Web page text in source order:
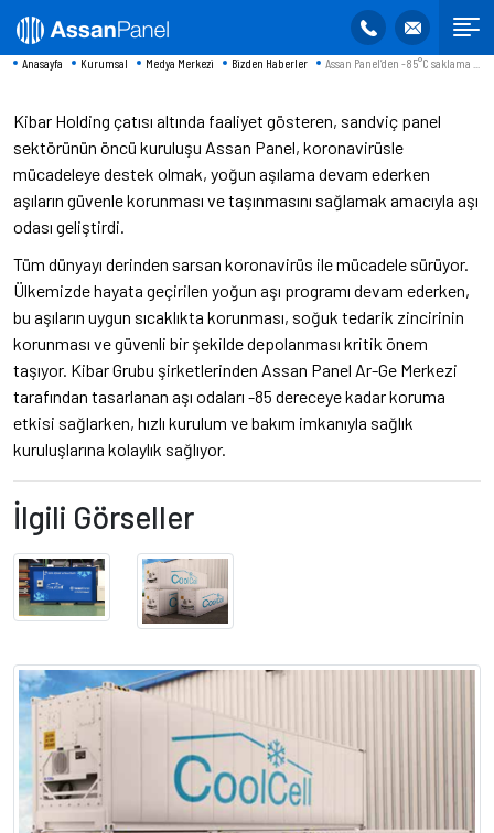
Anasayfa Kurumsal Medya Merkezi Bizden Haberler Assan Panel’den -85°C saklama ...
Kibar Holding çatısı altında faaliyet gösteren, sandviç panel
sektörünün öncü kuruluşu Assan Panel, koronavirüsle
mücadeleye destek olmak, yoğun aşılama devam ederken
aşıların güvenle korunması ve taşınmasını sağlamak amacıyla aşı
odası geliştirdi.
Tüm dünyayı derinden sarsan koronavirüs ile mücadele sürüyor.
Ülkemizde hayata geçirilen yoğun aşı programı devam ederken,
bu aşıların uygun sıcaklıkta korunması, soğuk tedarik zincirinin
korunması ve güvenli bir şekilde depolanması kritik önem
taşıyor. Kibar Grubu şirketlerinden Assan Panel Ar-Ge Merkezi
tarafından tasarlanan aşı odaları -85 dereceye kadar koruma
etkisi sağlarken, hızlı kurulum ve bakım imkanıyla sağlık
kuruluşlarına kolaylık sağlıyor.
İlgili Görseller